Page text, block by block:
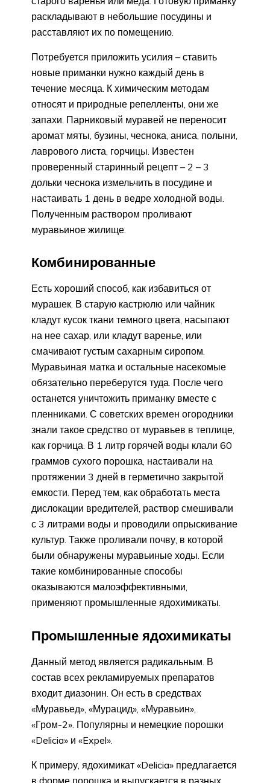
раскладывают в небольшие посудины и
расставляют их по помещению.
Потребуется приложить усилия – ставить
новые приманки нужно каждый день в
течение месяца. К химическим методам
относят и природные репелленты, они же
запахи. Парниковый муравей не переносит
аромат мяты, бузины, чеснока, аниса, полыни,
лаврового листа, горчицы. Известен
проверенный старинный рецепт – 2 – 3
дольки чеснока измельчить в посудине и
настаивать 1 день в ведре холодной воды.
Полученным раствором проливают
муравьиное жилище.
Комбинированные
Есть хороший способ, как избавиться от
мурашек. В старую кастрюлю или чайник
кладут кусок ткани темного цвета, насыпают
на нее сахар, или кладут варенье, или
смачивают густым сахарным сиропом.
Муравьиная матка и остальные насекомые
обязательно переберутся туда. После чего
останется уничтожить приманку вместе с
пленниками. С советских времен огородники
знали такое средство от муравьев в теплице,
как горчица. В 1 литр горячей воды клали 60
граммов сухого порошка, настаивали на
протяжении 3 дней в герметично закрытой
емкости. Перед тем, как обработать места
дислокации вредителей, раствор смешивали
с 3 литрами воды и проводили опрыскивание
культур. Также проливали почву, в которой
были обнаружены муравьиные ходы. Если
такие комбинированные способы
оказываются малоэффективными,
применяют промышленные ядохимикаты.
Промышленные ядохимикаты
Данный метод является радикальным. В
состав всех рекламируемых препаратов
входит диазонин. Он есть в средствах
«Муравьед», «Мурацид», «Муравьин»,
«Гром-2». Популярны и немецкие порошки
«Delicia» и «Expel».
К примеру, ядохимикат «Delicia» предлагается
в форме порошка и выпускается в разных